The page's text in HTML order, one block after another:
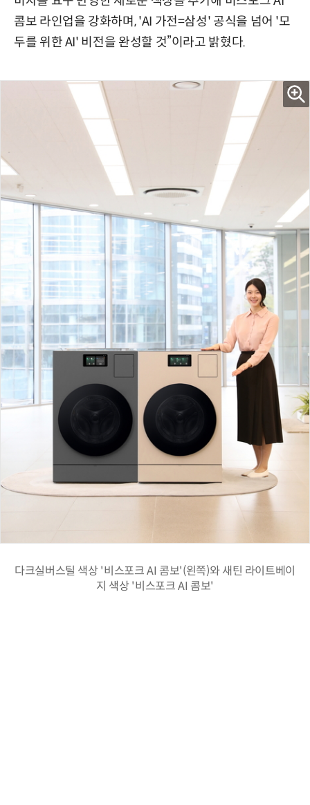
콤보 라인업을 강화하며, 'AI 가전=삼성' 공식을 넘어 '모
두를 위한 AI' 비전을 완성할 것”이라고 밝혔다.
다크실버스틸 색상 '비스포크 AI 콤보'(왼쪽)와 새틴 라이트베이
지 색상 '비스포크 AI 콤보'